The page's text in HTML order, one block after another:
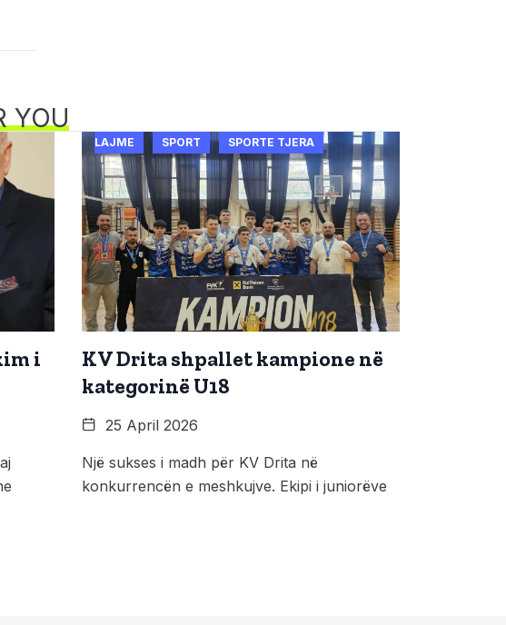
YOU
i
LAJME SPORT SPORTE TJERA
KV Drita shpallet kampione në
kategorinë U18
25 April 2026
Një sukses i madh për KV Drita në
konkurrencën e meshkujve. Ekipi i juniorëve